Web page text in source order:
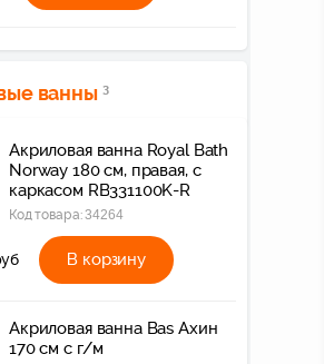
ванны 3
Акриловая ванна Royal Bath
Norway 180 см, правая, с
каркасом RB331100K-R
Код товара:34264
В корзину
Акриловая ванна Bas Ахин
170 см с г/м